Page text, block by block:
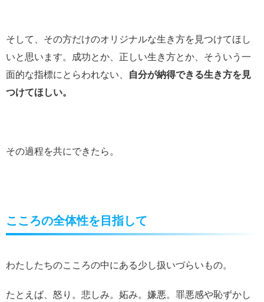
そして、その方だけのオリジナルな生き方を見つけてほし
いと思います。成功とか、正しい生き方とか、そういう一
面的な指標にとらわれない、
自分が納得できる生き方を見
つけてほしい。
その過程を共にできたら。
こころの全体性を目指して
わたしたちのこころの中にある少し扱いづらいもの。
たとえば、怒り。悲しみ。妬み。嫌悪。罪悪感や恥ずかし